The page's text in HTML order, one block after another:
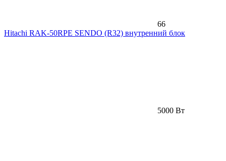
66
Hitachi RAK-50RPE SENDO (R32) внутренний блок
5000 Вт